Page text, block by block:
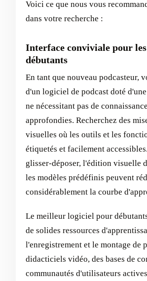
Voici ce que nous vous
dans votre recherche :
Interface conviviale pour
débutants
En tant que nouveau podcasteur,
d'un logiciel de podcast doté
ne nécessitant pas de
approfondies. Recherchez des
visuelles où les outils et les
étiquetés et facilement
glisser-déposer, l'édition visuelle
les modèles prédéfinis peuvent
considérablement la courbe
Le meilleur logiciel pour
de solides ressources
l'enregistrement et le montage de
didacticiels vidéo, des bases de
communautés d'utilisateurs